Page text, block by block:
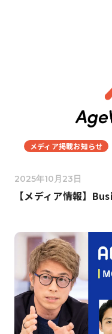
メディア掲載お知らせ
2025年10月23日
【メディア情報】